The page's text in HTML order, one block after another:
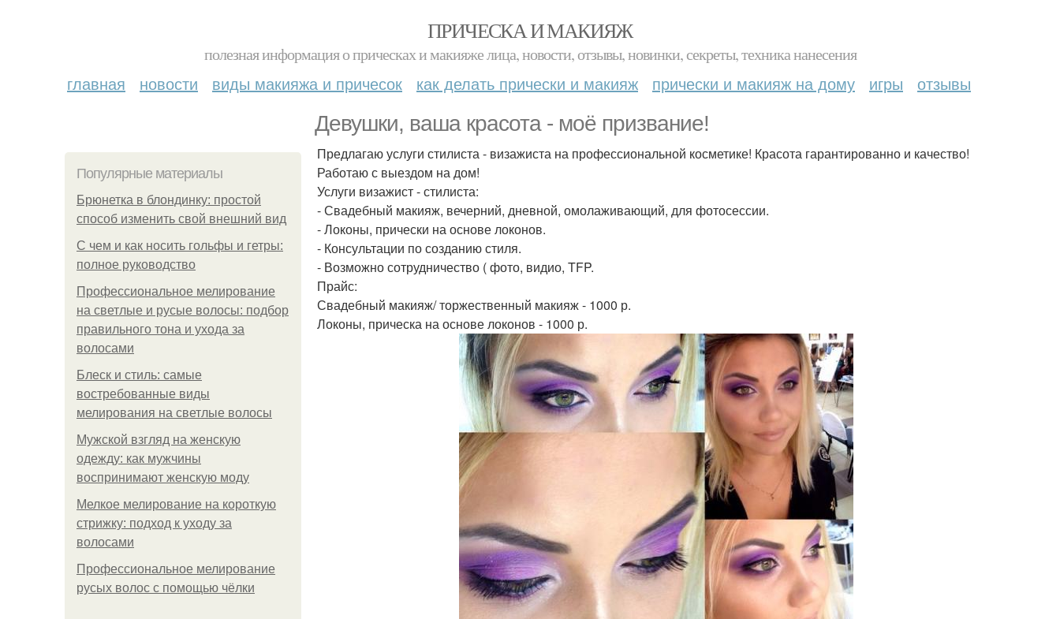
ПРИЧЕСКА И МАКИЯЖ
полезная информация о прическах и макияже лица, новости, отзывы, новинки, секреты, техника нанесения
главная новости виды макияжа и причесок как делать прически и макияж прически и макияж на дому игры отзывы
Девушки, ваша красота - моё призвание!
Популярные материалы
Брюнетка в блондинку: простой
способ изменить свой внешний вид
С чем и как носить гольфы и гетры:
полное руководство
Профессиональное мелирование
на светлые и русые волосы: подбор
правильного тона и ухода за
волосами
Блеск и стиль: самые
востребованные виды
мелирования на светлые волосы
Мужской взгляд на женскую
одежду: как мужчины
воспринимают женскую моду
Мелкое мелирование на короткую
стрижку: подход к уходу за
волосами
Профессиональное мелирование
русых волос с помощью чёлки
Предлагаю услуги стилиста - визажиста на профессиональной косметике! Красота гарантированно и качество!
Работаю с выездом на дом!
Услуги визажист - стилиста:
- Свадебный макияж, вечерний, дневной, омолаживающий, для фотосессии.
- Локоны, прически на основе локонов.
- Консультации по созданию стиля.
- Возможно сотрудничество ( фото, видио, TFP.
Прайс:
Свадебный макияж/ торжественный макияж - 1000 р.
Локоны, прическа на основе локонов - 1000 р.